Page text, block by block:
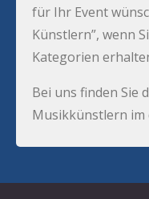
für Ihr Event
Künstlern”, wenn
Kategorien
Bei uns finden Sie
Musikkünstlern im